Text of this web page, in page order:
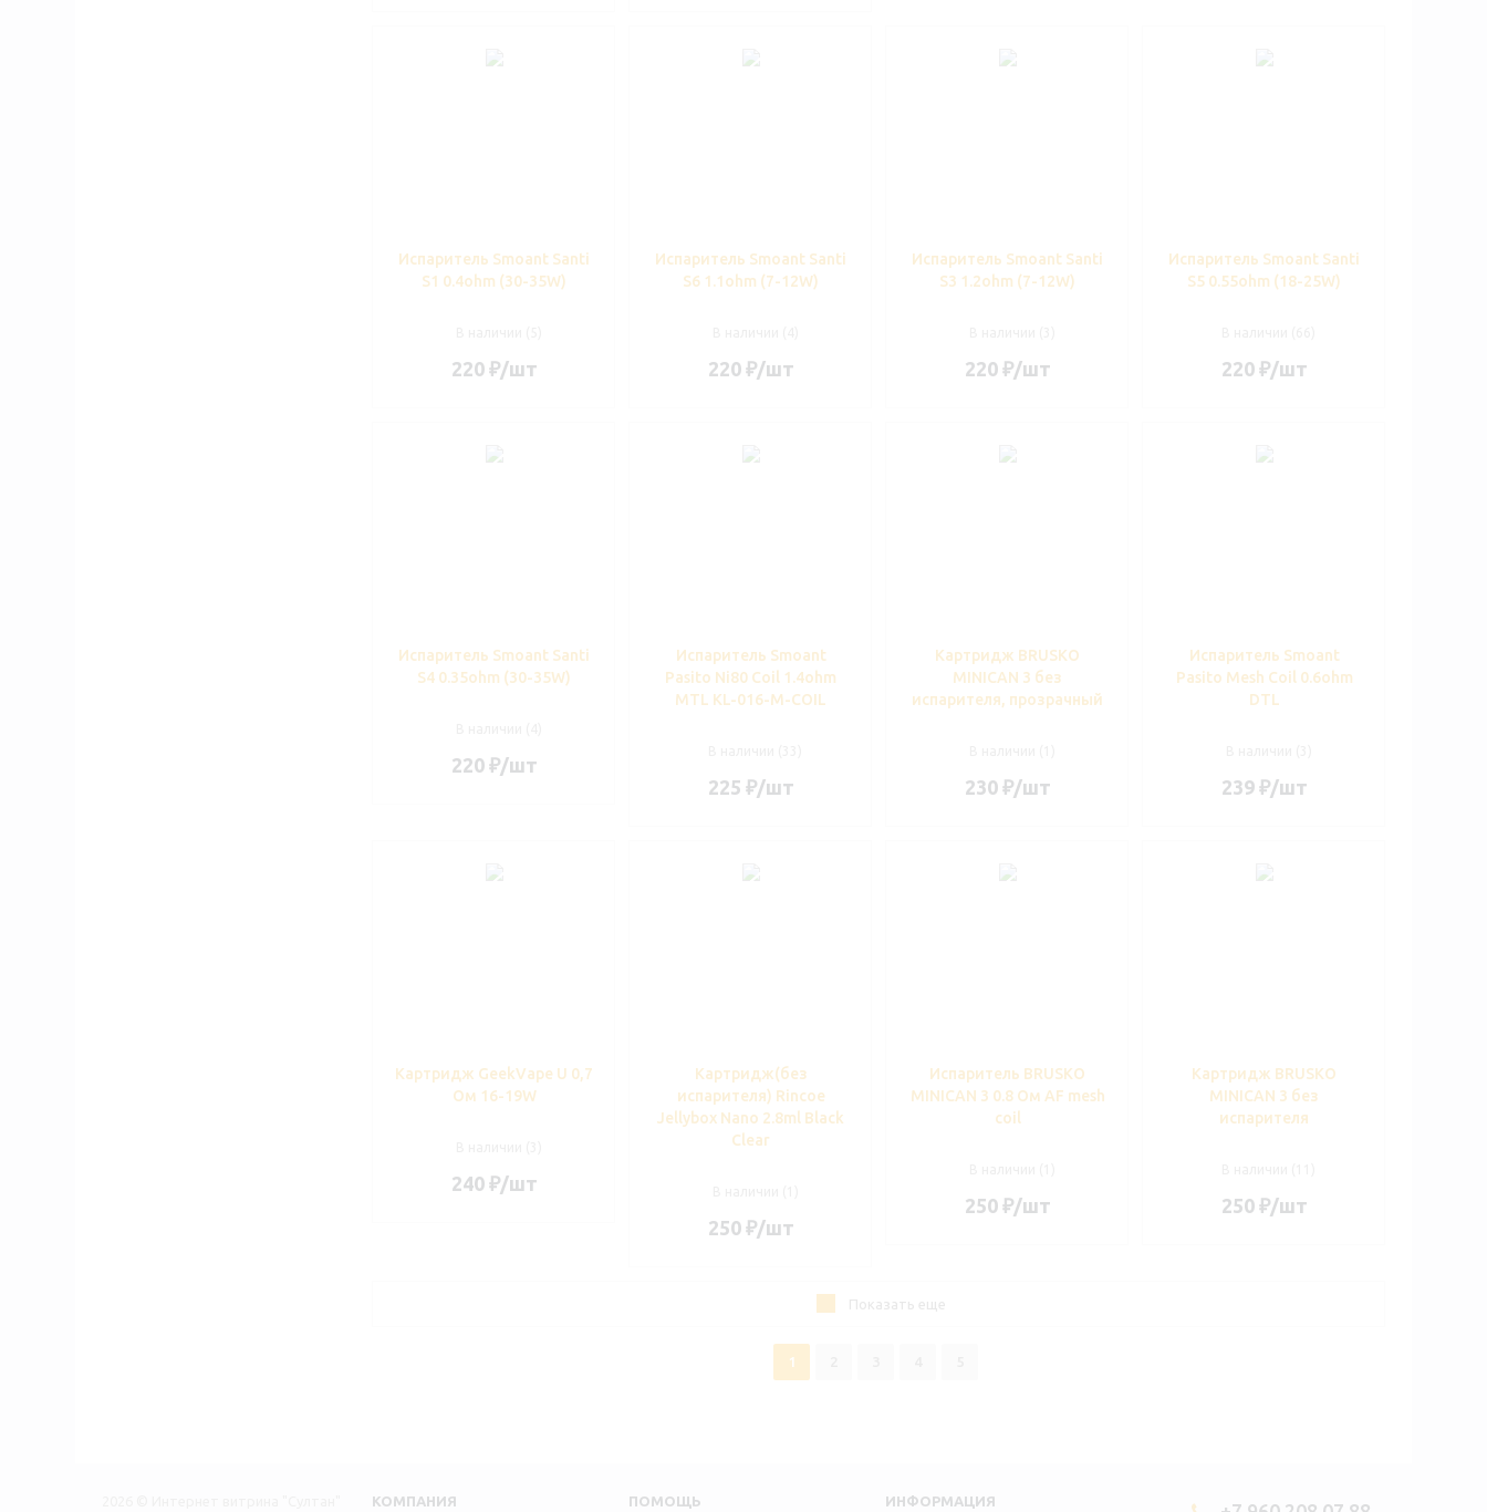
Испаритель Smoant Santi
S1 0.4ohm (30-35W)
220₽/шт
Испаритель Smoant Santi
S6 1.1ohm (7-12W)
220₽/шт
Испаритель Smoant Santi
S3 1.2ohm (7-12W)
220₽/шт
Испаритель Smoant Santi
S5 0.55ohm (18-25W)
220₽/шт
Испаритель Smoant Santi
S4 0.35ohm (30-35W)
220₽/шт
Испаритель Smoant
Pasito Ni80 Coil 1.4ohm
MTL KL-016-M-COIL
225 ₽/шт
Картридж BRUSKO
MINICAN 3 без
испарителя, прозрачный
230₽/шт
Испаритель Smoant
Pasito Mesh Coil 0.6ohm
DTL
239₽/шт
Картридж GeekVape U 0,7
Ом 16-19W
240₽/шт
Картридж(без
испарителя) Rincoe
Jellybox Nano 2.8ml Black
Clear
250₽/шт
Испаритель BRUSKO
MINICAN 3 0.8 Ом AF mesh
coil
250₽/шт
Картридж BRUSKO
MINICAN 3 без
испарителя
250₽/шт
1
КОМПАНИЯ ПОМОЩЬ ИНФОРМАЦИЯ